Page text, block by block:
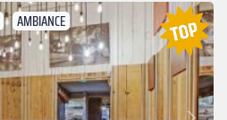
AMBIANCE
Suivant